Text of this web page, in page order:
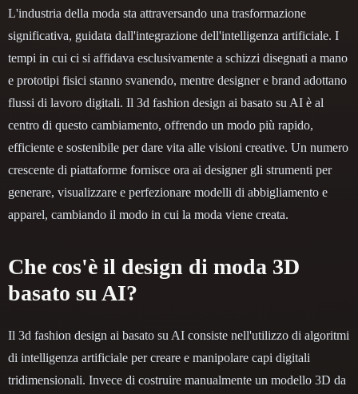
L'industria della moda sta attraversando una trasformazione
significativa, guidata dall'integrazione dell'intelligenza artificiale. I
tempi in cui ci si affidava esclusivamente a schizzi disegnati a mano
e prototipi fisici stanno svanendo, mentre designer e brand adottano
flussi di lavoro digitali. Il 3d fashion design ai basato su AI è al
centro di questo cambiamento, offrendo un modo più rapido,
efficiente e sostenibile per dare vita alle visioni creative. Un numero
crescente di piattaforme fornisce ora ai designer gli strumenti per
generare, visualizzare e perfezionare modelli di abbigliamento e
apparel, cambiando il modo in cui la moda viene creata.
Che cos'è il design di moda 3D
basato su AI?
Il 3d fashion design ai basato su AI consiste nell'utilizzo di algoritmi
di intelligenza artificiale per creare e manipolare capi digitali
tridimensionali. Invece di costruire manualmente un modello 3D da